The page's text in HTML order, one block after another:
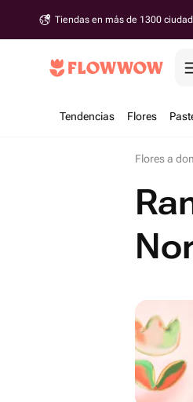
Tiendas en más de 1300
Tendencias Flores
Flores a